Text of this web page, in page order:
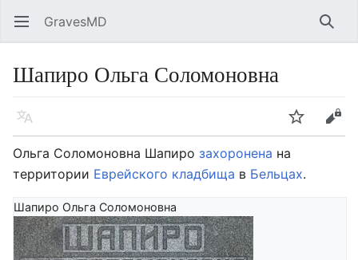
Открыть главное меню GravesMD Найти
Шапиро Ольга Соломоновна
Язык Следить
Ольга Соломоновна Шапиро захоронена на
территории Еврейского кладбища в Бельцах.
Шапиро Ольга Соломоновна